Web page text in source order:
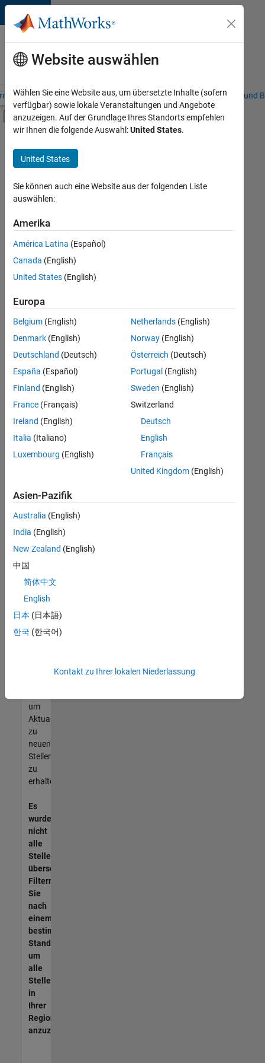
Weiter zum Inhalt
Karriere
bei
MathWorks
– Übersicht Stellensuche Niederlassungen Studierende und
Umschaltung für Off-Canvas-
Hauptinhalt
Information Technology
Commercial Sales
Inside Sales
+2
Derzeit
es
keine
offenen
Stellen,
Ihren
Suchkriterien
entsprechen.
können
die
Suchkriterien
weiter
fassen
oder
alle
Stellenangebote
anzeigen .
noch
keine
offenen
Stellen
können,
die
Ihren
entsprechen,
werden
unseres
um
Aktualisierungen
zu
neuen
Stellenangeboten
zu
erhalten.
Es
wurden
nicht
alle
Stellen
übersetzt.
Filtern
Sie
nach
einem
bestimmten
Standort,
um
alle
Stellenangebote
in
Ihrer
Region
anzuzeigen.
Website auswählen
Wählen Sie eine Website aus, um übersetzte Inhalte (sofern
verfügbar) sowie lokale Veranstaltungen und Angebote
anzuzeigen. Auf der Grundlage Ihres Standorts empfehlen
wir Ihnen die folgende Auswahl:United States.
United States
Sie können auch eine Website aus der folgenden Liste
auswählen:
Amerika
América Latina (Español)
Canada (English)
United States (English)
Europa
Belgium (English)
Denmark (English)
Deutschland (Deutsch)
España (Español)
Finland (English)
France (Français)
Ireland (English)
Italia (Italiano)
Luxembourg (English)
Netherlands(English)
Norway(English)
Österreich (Deutsch)
Portugal (English)
Sweden (English)
Switzerland
Deutsch
English
Français
United Kingdom(English)
Asien-Pazifik
Australia (English)
India (English)
New Zealand (English)
中国
简体中文
English
日本 (日本語)
한국 (한국어)
Kontakt zu Ihrer lokalen Niederlassung